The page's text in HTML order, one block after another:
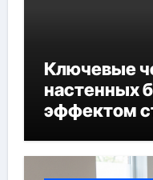
Ключевые
настенных
эффектом